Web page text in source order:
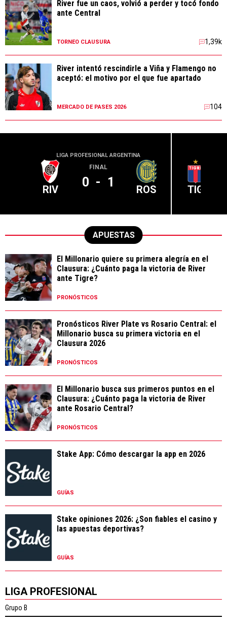
River fue un caos, volvió a perder y tocó fondo
ante Central
TORNEO CLAUSURA 1,39k
River intentó rescindirle a Viña y Flamengo no
aceptó: el motivo por el que fue apartado
MERCADO DE PASES 2026 104
LIGA PROFESIONAL ARGENTINA
RIV
FINAL
0 - 1 ROS TIG
APUESTAS
El Millonario quiere su primera alegría en el
Clausura: ¿Cuánto paga la victoria de River
ante Tigre?
PRONÓSTICOS
Pronósticos River Plate vs Rosario Central: el
Millonario busca su primera victoria en el
Clausura 2026
PRONÓSTICOS
El Millonario busca sus primeros puntos en el
Clausura: ¿Cuánto paga la victoria de River
ante Rosario Central?
PRONÓSTICOS
Stake App: Cómo descargar la app en 2026
GUÍAS
Stake opiniones 2026: ¿Son fiables el casino y
las apuestas deportivas?
GUÍAS
LIGA PROFESIONAL